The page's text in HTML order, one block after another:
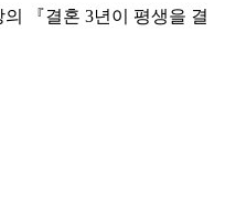
『결혼 3년이 평생을 결